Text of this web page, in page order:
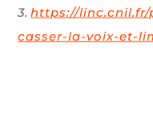
3.https://
casser-la-voix-et-